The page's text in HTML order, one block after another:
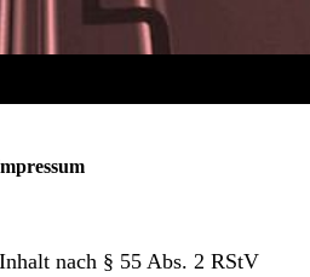
nach § 55 Abs. 2 RStV